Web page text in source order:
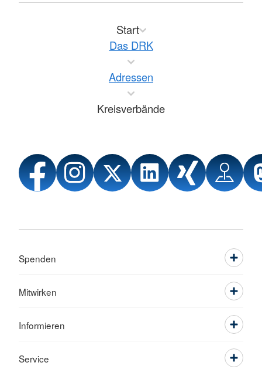
Start
Das DRK
Adressen
Kreisverbände
Spenden
Mitwirken
Informieren
Service